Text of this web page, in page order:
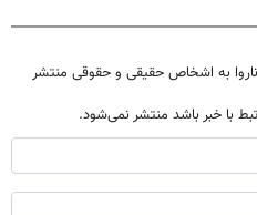
به اشخاص حقیقی و حقوقی منتشر
با خبر باشد منتشر نمی‌شود.